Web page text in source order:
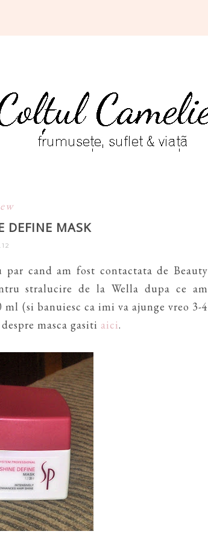
DEFINE MASK
cand am fost contactata de Beauty
stralucire de la Wella dupa ce am
(si banuiesc ca imi va ajunge vreo 3-4
masca gasiti aici.